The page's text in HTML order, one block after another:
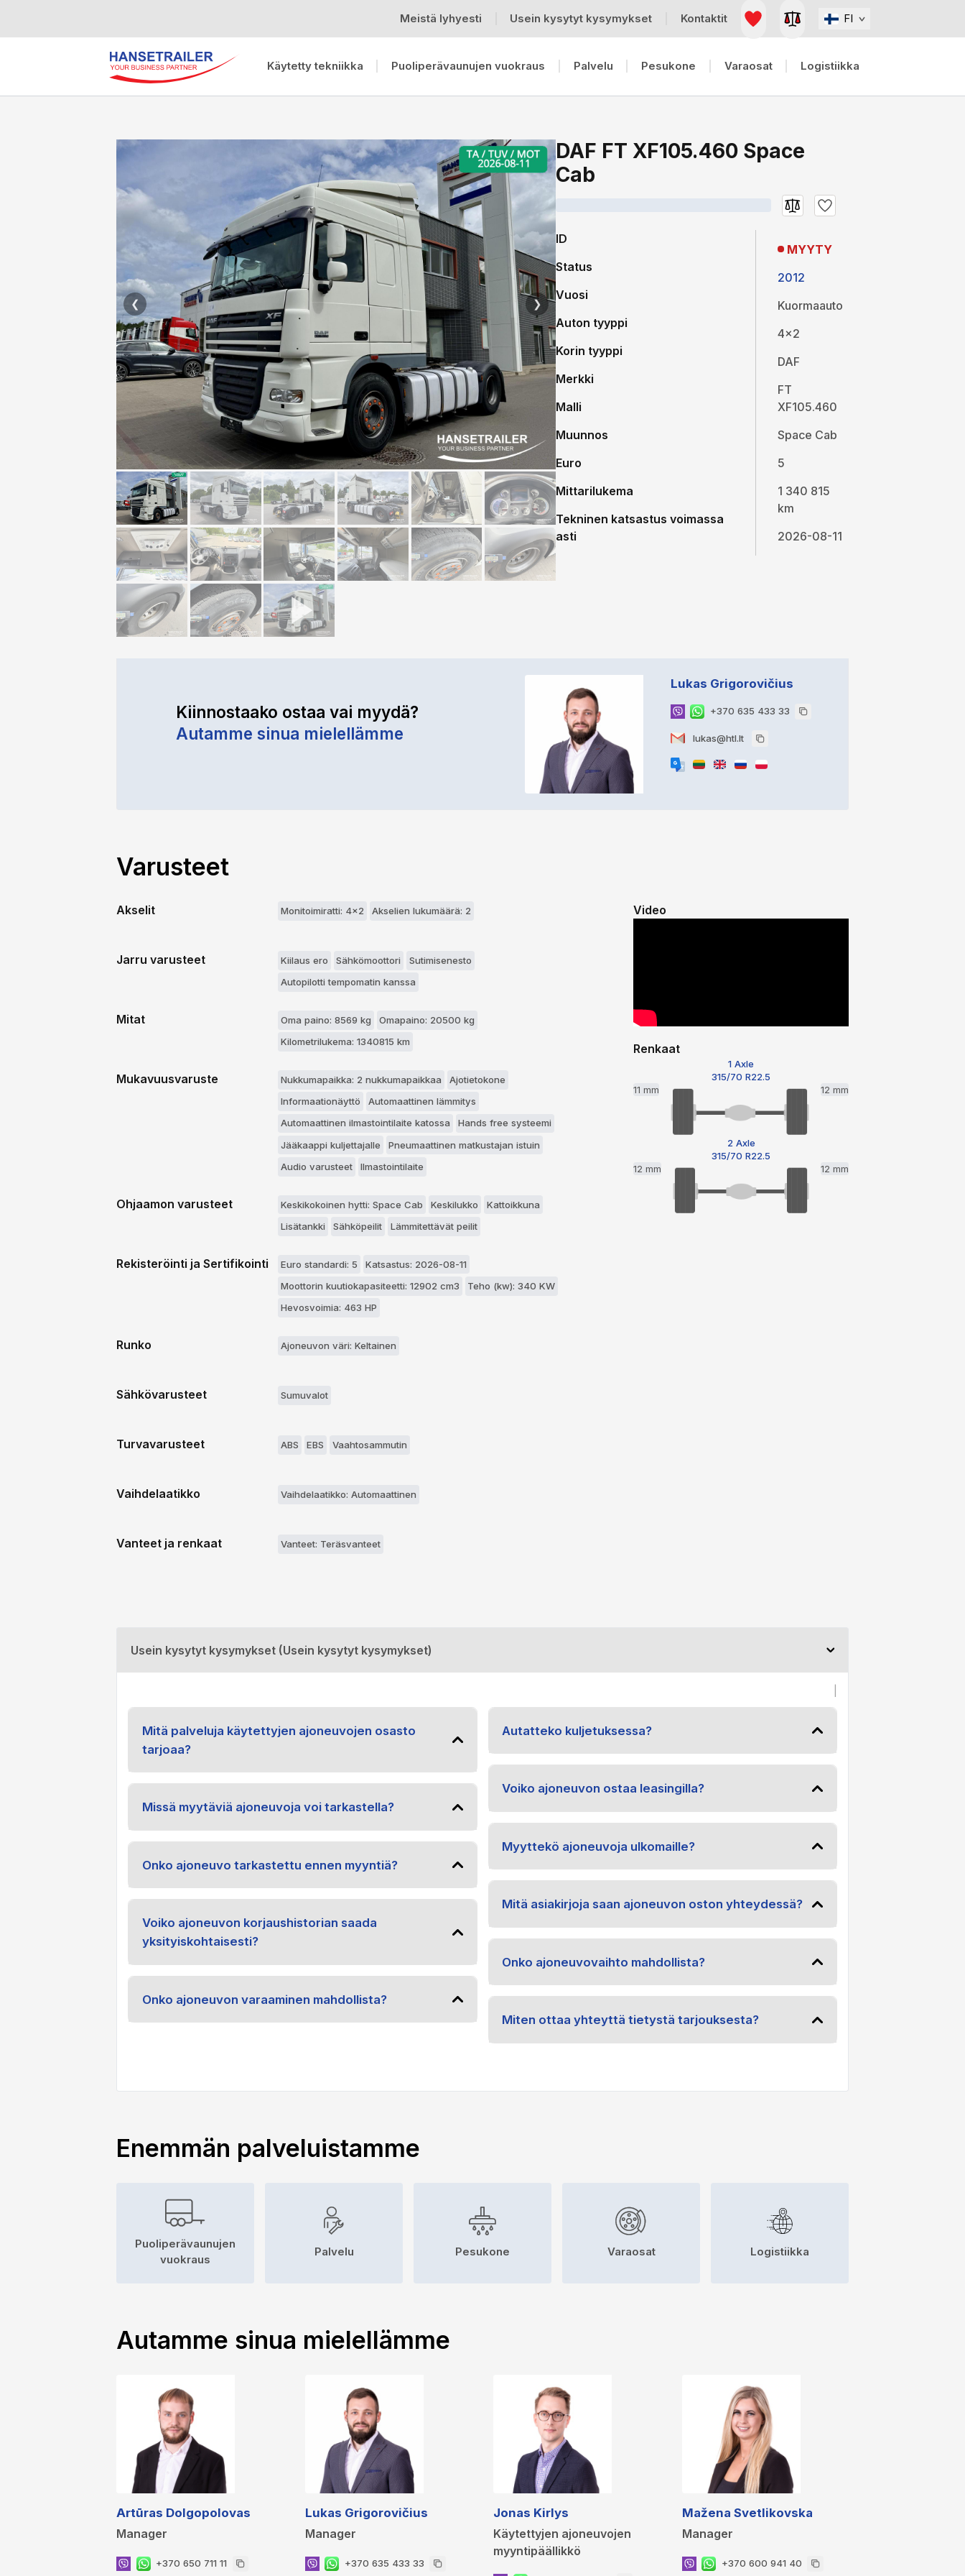
Meistä lyhyesti Usein kysytyt kysymykset Kontaktit FI
Käytetty tekniikka Puoliperävaunujen vuokraus Palvelu Pesukone Varaosat Logistiikka
❮ ❯
DAF FT XF105.460 Space
Cab
ID
Status
Vuosi
Auton tyyppi
Korin tyyppi
Merkki
Malli
Muunnos
Euro
Mittarilukema
Tekninen katsastus voimassa
asti
MYYTY
2012
Kuormaauto
4x2
DAF
FT
XF105.460
Space Cab
5
1 340 815
km
2026-08-11
Kiinnostaako ostaa vai myydä?
Autamme sinua mielellämme
Lukas Grigorovičius
+370 635 433 33
lukas@htl.lt
Varusteet
Akselit Monitoimiratti: 4x2 Akselien lukumäärä: 2
Jarru varusteet Kiilaus ero Sähkömoottori
Sutimisenesto
Autopilotti tempomatin kanssa
Mitat Oma paino: 8569 kg
Omapaino: 20500 kg
Kilometrilukema: 1340815 km
Mukavuusvaruste Nukkumapaikka: 2 nukkumapaikkaa
Ajotietokone
Informaationäyttö
Automaattinen lämmitys
Automaattinen ilmastointilaite katossa
Hands free systeemi
Jääkaappi kuljettajalle
Pneumaattinen matkustajan istuin
Audio varusteet
Ilmastointilaite
Ohjaamon varusteet Keskikokoinen hytti: Space Cab Keskilukko
Kattoikkuna
Lisätankki
Sähköpeilit Lämmitettävät peilit
Rekisteröinti ja Sertifikointi Euro standardi: 5
Katsastus: 2026-08-11
Moottorin kuutiokapasiteetti: 12902 cm3
Teho (kw): 340 KW
Hevosvoimia: 463 HP
Runko Ajoneuvon väri: Keltainen
Sähkövarusteet Sumuvalot
Turvavarusteet ABS EBS Vaahtosammutin
Vaihdelaatikko Vaihdelaatikko: Automaattinen
Vanteet ja renkaat Vanteet: Teräsvanteet
Video
Renkaat
1 Axle
315/70 R22.5
11 mm
12 mm
2 Axle
315/70 R22.5
12 mm
12 mm
Usein kysytyt kysymykset (Usein kysytyt kysymykset)
Mitä palveluja käytettyjen ajoneuvojen osasto
tarjoaa?
Missä myytäviä ajoneuvoja voi tarkastella?
Onko ajoneuvo tarkastettu ennen myyntiä?
Voiko ajoneuvon korjaushistorian saada
yksityiskohtaisesti?
Onko ajoneuvon varaaminen mahdollista?
Autatteko kuljetuksessa?
Voiko ajoneuvon ostaa leasingilla?
Myyttekö ajoneuvoja ulkomaille?
Mitä asiakirjoja saan ajoneuvon oston yhteydessä?
Onko ajoneuvovaihto mahdollista?
Miten ottaa yhteyttä tietystä tarjouksesta?
Enemmän palveluistamme
Puoliperävaunujen
vuokraus
Palvelu Pesukone Varaosat Logistiikka
Autamme sinua mielellämme
Artūras Dolgopolovas
Manager
+370 650 711 11
Lukas Grigorovičius
Manager
+370 635 433 33
Jonas Kirlys
Käytettyjen ajoneuvojen
myyntipäällikkö
Mažena Svetlikovska
Manager
+370 600 941 40